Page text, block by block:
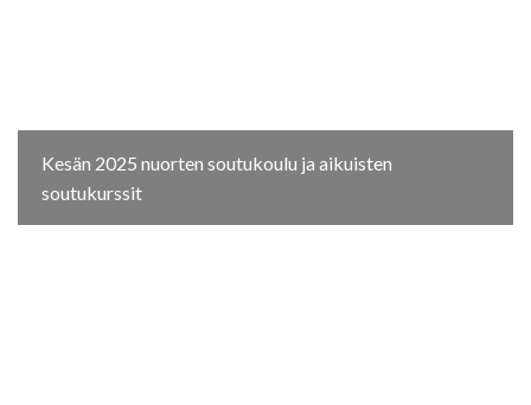
Kesän 2025 nuorten soutukoulu ja aikuisten
soutukurssit